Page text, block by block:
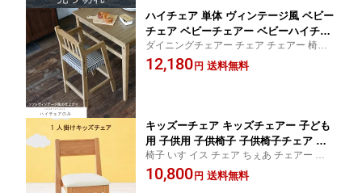
ハイチェア 単体 ヴィンテージ風 ベビー
チェア ベビーチェアー ベビーハイチェ
アー キッズチェアー キッズチェア キッ
ズハイチェアー 子ども用 子供用 子供椅
ダイニングチェアー チェア チェアー 椅子
いす イス 椅子 木製チェアー 食卓用 食事用
ダイニング用 ダイニング キッチン 北欧 モ
12,180 円 送料無料
キッズーチェア キッズチェアー 子ども
用 子供用 子供椅子 子供椅子チェア お
しゃれ お洒落 オシャレ 1人掛け 北欧風
家具 イス いす 椅子 1人用 一人用 シン
椅子 いす イス チェア ちぇあ チェアー 腰掛
腰掛け 腰掛け 一人掛け【TR】【P2】 【S
C5】
10,800 円 送料無料